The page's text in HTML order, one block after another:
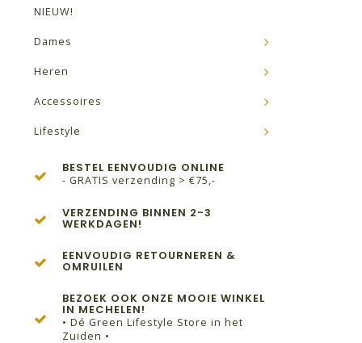
NIEUW!
Dames
Heren
Accessoires
Lifestyle
BESTEL EENVOUDIG ONLINE
- GRATIS verzending > €75,-
VERZENDING BINNEN 2-3
WERKDAGEN!
EENVOUDIG RETOURNEREN &
OMRUILEN
BEZOEK OOK ONZE MOOIE WINKEL
IN MECHELEN!
• Dé Green Lifestyle Store in het
Zuiden •